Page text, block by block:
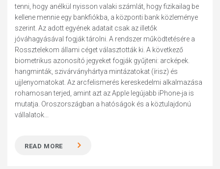
tenni, hogy anélkül nyisson valaki számlát, hogy fizikailag be
kellene mennie egy bankfiókba, a központi bank közleménye
szerint. Az adott egyének adatait csak az illetők
jóváhagyásával fogják tárolni. A rendszer működtetésére a
Rossztelekom állami céget választották ki. A következő
biometrikus azonosító jegyeket fogják gyűjteni: arcképek.
hangminták, szivárványhártya mintázatokat (írisz) és
ujjlenyomatokat. Az arcfelismerés kereskedelmi alkalmazása
rohamosan terjed, amint azt az Apple legújabb iPhone-ja is
mutatja. Oroszországban a hatóságok és a köztulajdonú
vállalatok...
READ MORE